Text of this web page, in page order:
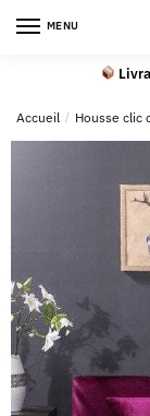
MENU
Accueil / Housse clic